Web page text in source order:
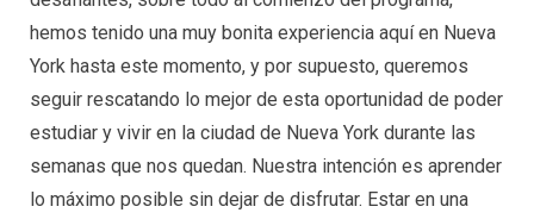
hemos tenido una muy bonita experiencia aquí en Nueva
York hasta este momento, y por supuesto, queremos
seguir rescatando lo mejor de esta oportunidad de poder
estudiar y vivir en la ciudad de Nueva York durante las
semanas que nos quedan. Nuestra intención es aprender
lo máximo posible sin dejar de disfrutar. Estar en una